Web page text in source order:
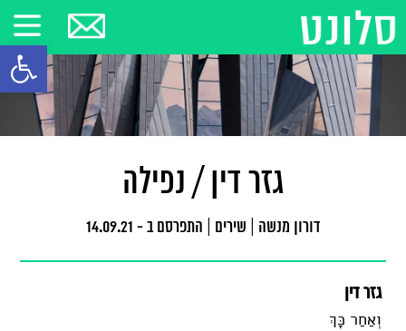
פתח
גזר דין / נפילה
דורון מנשה שירים התפרסם ב - 14.09.21
גזר דין
וְאַחַר כָּךְ